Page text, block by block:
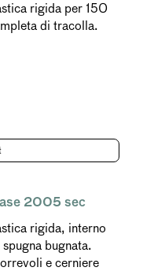
rigida per 150
di tracolla.
2005 sec
rigida, interno
bugnata.
e cerniere